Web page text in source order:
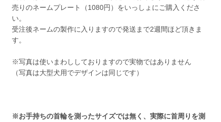
売りのネームプレート（1080円）をいっしょにご購入くださ
い。
受注後ネームの製作に入りますので発送まで2週間ほど頂きま
す。
※写真は使いまわししておりますので実物ではありません
（写真は大型犬用でデザインは同じです）
※お手持ちの首輪を測ったサイズでは無く、実際に首周りを測